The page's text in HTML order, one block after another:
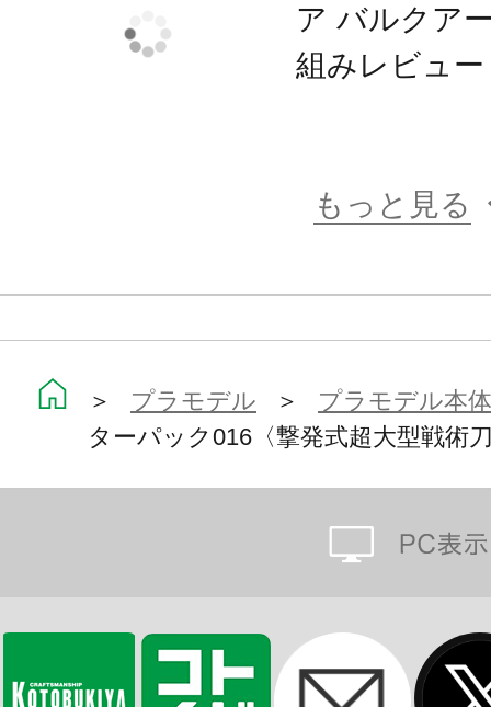
ア バルクア
組みレビュー
もっと見る
＞ プラモデル ＞ プラモデル本体
ターパック016〈撃発式超大型戦術刀